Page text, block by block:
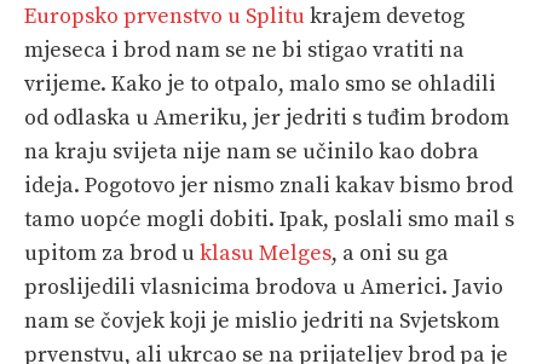
Europsko prvenstvo u Splitu krajem devetog
mjeseca i brod nam se ne bi stigao vratiti na
vrijeme. Kako je to otpalo, malo smo se ohladili
od odlaska u Ameriku, jer jedriti s tuđim brodom
na kraju svijeta nije nam se učinilo kao dobra
ideja. Pogotovo jer nismo znali kakav bismo brod
tamo uopće mogli dobiti. Ipak, poslali smo mail s
upitom za brod u klasu Melges, a oni su ga
proslijedili vlasnicima brodova u Americi. Javio
nam se čovjek koji je mislio jedriti na Svjetskom
prvenstvu, ali ukrcao se na prijateljev brod pa je